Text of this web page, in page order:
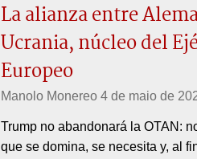
La alianza entre
Ucrania, núcleo del
Europeo
Manolo Monereo4 de maio de
Trump no abandonará la OTAN:
que se domina, se necesita y, al